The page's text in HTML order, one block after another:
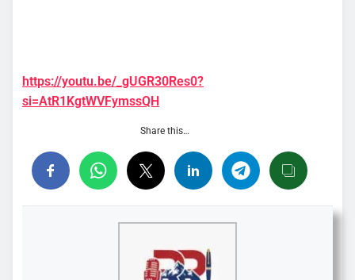
https://youtu.be/_gUGR30Res0?
si=AtR1KgtWVFymssQH
Share this…